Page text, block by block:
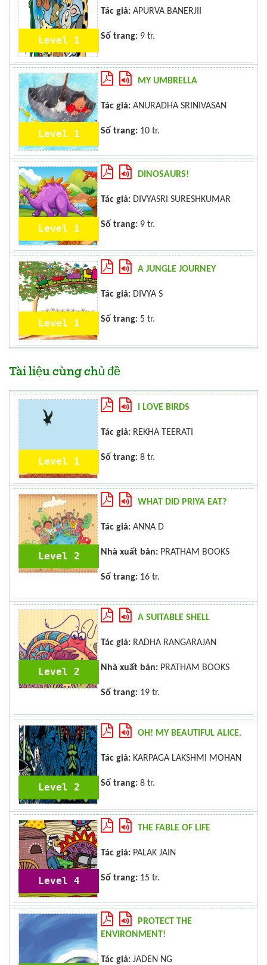
Level 1
Tác giả: APURVA BANERJII
Số trang: 9 tr.
Level 1
MY UMBRELLA
Tác giả: ANURADHA SRINIVASAN
Số trang: 10 tr.
Level 1
DINOSAURS!
Tác giả: DIVYASRI SURESHKUMAR
Số trang: 9 tr.
Level 1
A JUNGLE JOURNEY
Tác giả: DIVYA S
Số trang: 5 tr.
Tài liệu cùng chủ đề
Level 1
I LOVE BIRDS
Tác giả: REKHA TEERATI
Số trang: 8 tr.
Level 2
WHAT DID PRIYA EAT?
Tác giả: ANNA D
Nhà xuất bản: PRATHAM BOOKS
Số trang: 16 tr.
Level 2
A SUITABLE SHELL
Tác giả: RADHA RANGARAJAN
Nhà xuất bản: PRATHAM BOOKS
Số trang: 19 tr.
Level 2
OH! MY BEAUTIFUL ALICE.
Tác giả: KARPAGA LAKSHMI MOHAN
Số trang: 8 tr.
Level 4
THE FABLE OF LIFE
Tác giả: PALAK JAIN
Số trang: 15 tr.
PROTECT THE
ENVIRONMENT!
Tác giả: JADEN NG